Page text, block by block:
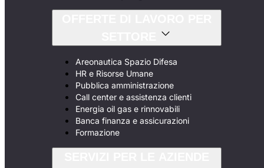
Areonautica Spazio Difesa
HR e Risorse Umane
Pubblica amministrazione
Call center e assistenza clienti
Energia oil gas e rinnovabili
Banca finanza e assicurazioni
Formazione